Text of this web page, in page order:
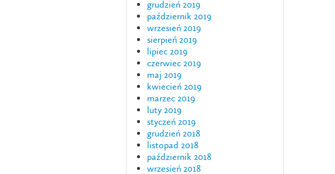
grudzień 2019
październik 2019
wrzesień 2019
sierpień 2019
lipiec 2019
czerwiec 2019
maj 2019
kwiecień 2019
marzec 2019
luty 2019
styczeń 2019
grudzień 2018
listopad 2018
październik 2018
wrzesień 2018